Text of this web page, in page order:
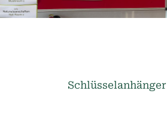
N
Schlüsselanhänger